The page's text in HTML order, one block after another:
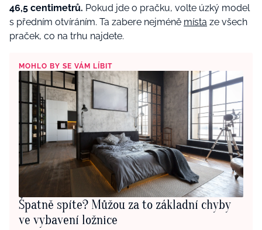
46,5 centimetrů. Pokud jde o pračku, volte úzký model
s předním otvíráním. Ta zabere nejméně místa ze všech
praček, co na trhu najdete.
MOHLO BY SE VÁM LÍBIT
Špatně spíte? Můžou za to základní chyby
ve vybavení ložnice